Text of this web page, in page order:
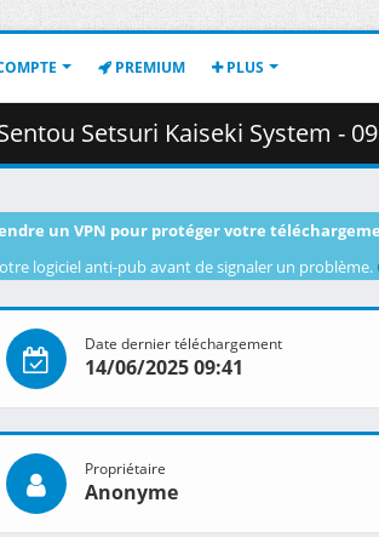
PREMIUM PLUS
Kaiseki System - 09 (1080p)
un VPN pour protéger votre
logiciel anti-pub avant de signaler un problème.
Date dernier téléchargement
14/06/2025 09:41
Propriétaire
Anonyme